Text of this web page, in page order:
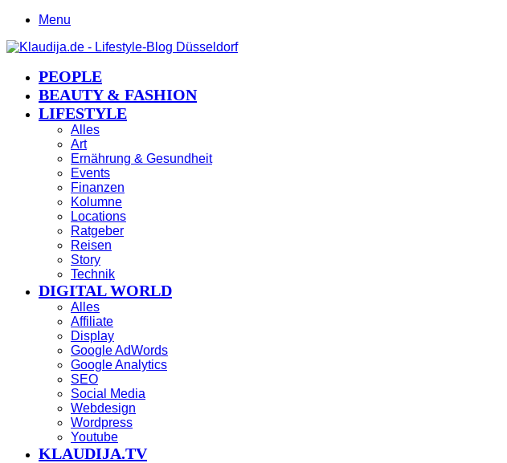
Menu
PEOPLE
BEAUTY & FASHION
LIFESTYLE
Alles
Art
Ernährung & Gesundheit
Events
Finanzen
Kolumne
Locations
Ratgeber
Reisen
Story
Technik
DIGITAL WORLD
Alles
Affiliate
Display
Google AdWords
Google Analytics
SEO
Social Media
Webdesign
Wordpress
Youtube
KLAUDIJA.TV